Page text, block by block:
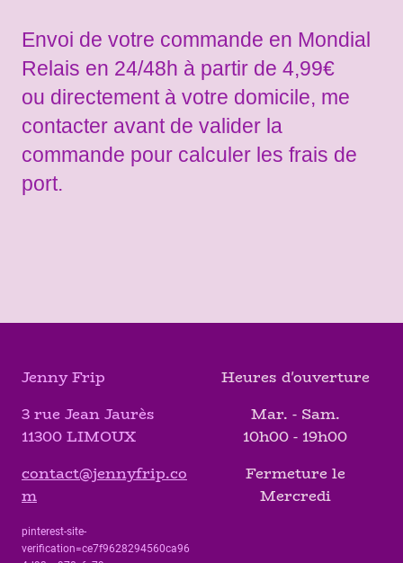
Envoi de votre commande en Mondial
Relais en 24/48h à partir de 4,99€
ou directement à votre domicile, me
contacter avant de valider la
commande pour calculer les frais de
port.
Jenny Frip
3 rue Jean Jaurès
11300 LIMOUX
contact@jennyfrip.co
m
pinterest-site-
verification=ce7f9628294560ca96
Heures d'ouverture
Mar. - Sam.
10h00 - 19h00
Fermeture le
Mercredi